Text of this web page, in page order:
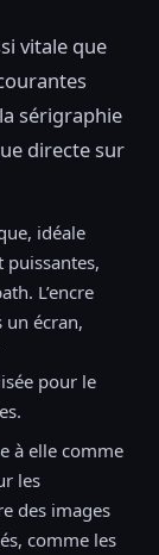
vitale que
sérigraphie
directe sur
idéale
puissantes,
L’encre
un écran,
pour le
à elle comme
les
des images
comme les